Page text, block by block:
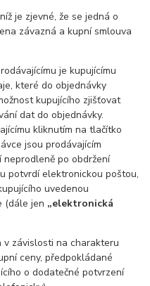
je zjevné, že se jedná o
závazná a kupní smlouva
je kupujícímu
které do objednávky
kupujícího zjišťovat
dat do objednávky.
kliknutím na tlačítko
jsou prodávajícím
neprodleně po obdržení
potvrdí elektronickou poštou,
uvedenou
(dále jen „elektronická
závislosti na charakteru
ceny, předpokládané
o dodatečné potvrzení